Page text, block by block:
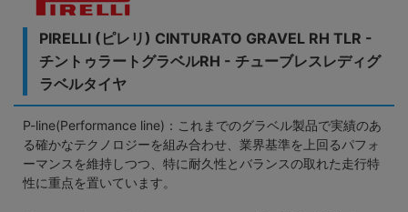
PIRELLI (ピレリ) CINTURATO GRAVEL RH TLR -
チントゥラートグラベルRH - チューブレスレディグ
ラベルタイヤ
P-line(Performance line)：これまでのグラベル製品で実績のあ
る確かなテクノロジーを組み合わせ、業界基準を上回るパフォ
ーマンスを維持しつつ、特に耐久性とバランスの取れた走行特
性に重点を置いています。